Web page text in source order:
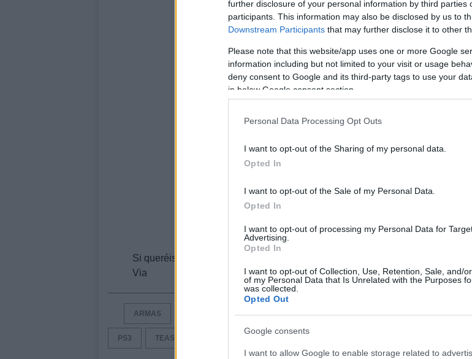
further disclosure of your personal information by third parties
participants. This information may also be disclosed by us to
Downstream Participants that may further disclose it to other
Please note that this website/app uses one or more Google
information including but not limited to your visit or usage
deny consent to Google and its third-party tags to use your
in below Google consent section.
Personal Data Processing Opt Outs
I want to opt-out of the Sharing of my personal data.
Opted In
I want to opt-out of the Sale of my Personal Data.
Opted In
I want to opt-out of processing my Personal Data for
Advertising.
Opted In
I want to opt-out of Collection, Use, Retention, Sale, and/
of my Personal Data that Is Unrelated with the Purposes
was collected.
Opted Out
Google consents
I want to allow Google to enable storage related to
Si queréis refrescar la memoria, podéis ver el teaser después del salto.
Via
ARMAS BIOSHOCK 2 DISEÑOS MULTIJUGADOR
PS3 TEASER